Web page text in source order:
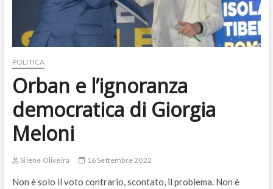
POLITICA
Orban e l’ignoranza
democratica di Giorgia
Meloni
Silene Oliveira 16 Settembre 2022
Non è solo il voto contrario, scontato, il problema. Non è